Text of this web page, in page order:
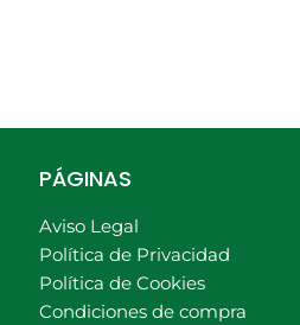
PÁGINAS
Aviso Legal
Política de Privacidad
Política de Cookies
Condiciones de compra